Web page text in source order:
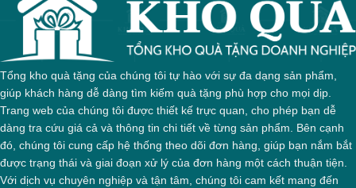
Tổng kho quà tặng của chúng tôi tự hào với sự đa dạng sản phẩm,
giúp khách hàng dễ dàng tìm kiếm quà tặng phù hợp cho mọi dịp.
Trang web của chúng tôi được thiết kế trực quan, cho phép bạn dễ
dàng tra cứu giá cả và thông tin chi tiết về từng sản phẩm. Bên cạnh
đó, chúng tôi cung cấp hệ thống theo dõi đơn hàng, giúp bạn nắm bắt
được trạng thái và giai đoạn xử lý của đơn hàng một cách thuận tiện.
Với dịch vụ chuyên nghiệp và tận tâm, chúng tôi cam kết mang đến